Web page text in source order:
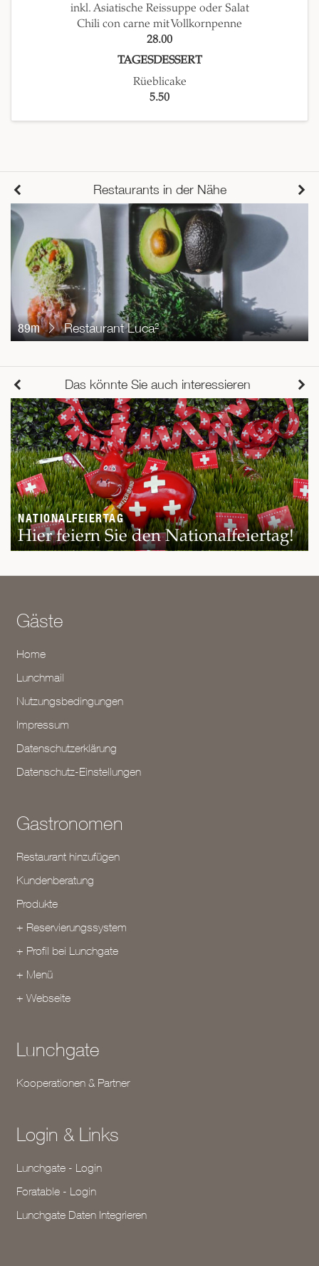
inkl. Asiatische Reissuppe oder Salat
Chili con carne mit Vollkornpenne
28.00
TAGESDESSERT
Rüeblicake
5.50
Restaurants in der Nähe
89m Restaurant Luca²
Das könnte Sie auch interessieren
NATIONALFEIERTAG
Hier feiern Sie den Nationalfeiertag!
Gäste
Home
Lunchmail
Nutzungsbedingungen
Impressum
Datenschutzerklärung
Datenschutz-Einstellungen
Gastronomen
Restaurant hinzufügen
Kundenberatung
Produkte
+ Reservierungssystem
+ Profil bei Lunchgate
+ Menü
+ Webseite
Lunchgate
Kooperationen & Partner
Login & Links
Lunchgate - Login
Foratable - Login
Lunchgate Daten Integrieren